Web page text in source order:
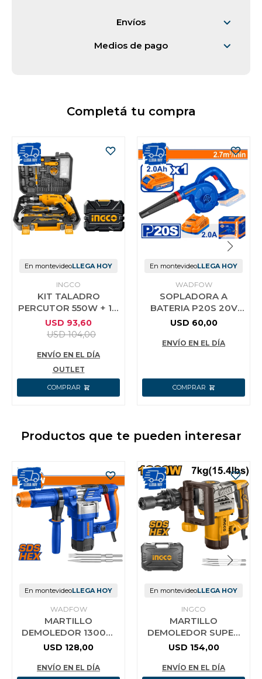
Envíos
Medios de pago
Completá tu compra
En montevideoLLEGA HOY
INGCO
KIT TALADRO
PERCUTOR 550W + 111
HERRAMIENTAS EN
VALIJA PLASTICA
USD 93,60
USD 104,00
ENVÍO EN EL DÍA
OUTLET
En montevideoLLEGA HOY
WADFOW
SOPLADORA A
BATERIA P20S 20V
2.7M³/MIN C/BAT
WADFOW WBLP5521
USD 60,00
ENVÍO EN EL DÍA
Productos que te pueden interesar
En montevideoLLEGA HOY
WADFOW
MARTILLO
DEMOLEDOR 1300W
15J WADFOW
USD 128,00
ENVÍO EN EL DÍA
En montevideoLLEGA HOY
INGCO
MARTILLO
DEMOLEDOR SUPER
SELECT 20J 1300W
USD 154,00
ENVÍO EN EL DÍA